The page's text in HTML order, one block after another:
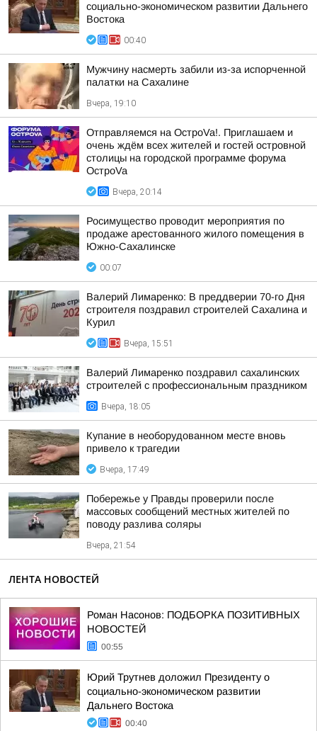
социально-экономическом развитии Дальнего
Востока
00:40
Мужчину насмерть забили из-за испорченной
палатки на Сахалине
Вчера, 19:10
Отправляемся на ОстроVa!. Приглашаем и
очень ждём всех жителей и гостей островной
столицы на городской программе форума
ОстроVa
Вчера, 20:14
Росимущество проводит мероприятия по
продаже арестованного жилого помещения в
Южно-Сахалинске
00:07
Валерий Лимаренко: В преддверии 70-го Дня
строителя поздравил строителей Сахалина и
Курил
Вчера, 15:51
Валерий Лимаренко поздравил сахалинских
строителей с профессиональным праздником
Вчера, 18:05
Купание в необорудованном месте вновь
привело к трагедии
Вчера, 17:49
Побережье у Правды проверили после
массовых сообщений местных жителей по
поводу разлива соляры
Вчера, 21:54
ЛЕНТА НОВОСТЕЙ
Роман Насонов: ПОДБОРКА ПОЗИТИВНЫХ
НОВОСТЕЙ
00:55
Юрий Трутнев доложил Президенту о
социально-экономическом развитии
Дальнего Востока
00:40